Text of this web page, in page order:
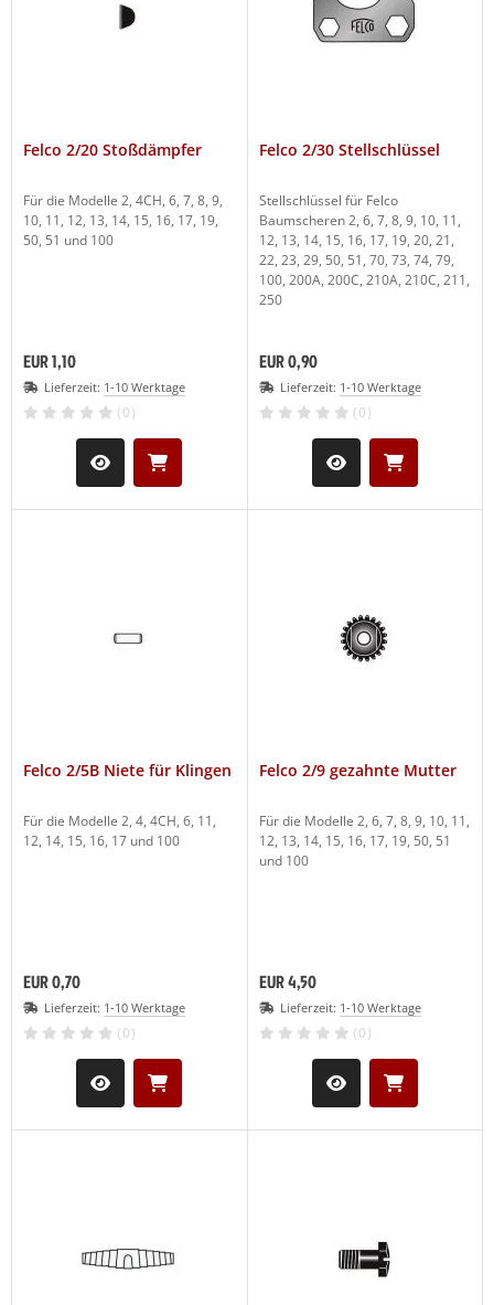
Felco 2/20 Stoßdämpfer
Für die Modelle 2, 4CH, 6, 7, 8, 9,
10, 11, 12, 13, 14, 15, 16, 17, 19,
50, 51 und 100
EUR 1,10
Lieferzeit: 1-10 Werktage
(0)
Felco 2/30 Stellschlüssel
Stellschlüssel für Felco
Baumscheren 2, 6, 7, 8, 9, 10, 11,
12, 13, 14, 15, 16, 17, 19, 20, 21,
22, 23, 29, 50, 51, 70, 73, 74, 79,
100, 200A, 200C, 210A, 210C, 211,
250
EUR 0,90
Lieferzeit: 1-10 Werktage
(0)
Felco 2/5B Niete für Klingen
Für die Modelle 2, 4, 4CH, 6, 11,
12, 14, 15, 16, 17 und 100
EUR 0,70
Lieferzeit: 1-10 Werktage
(0)
Felco 2/9 gezahnte Mutter
Für die Modelle 2, 6, 7, 8, 9, 10, 11,
12, 13, 14, 15, 16, 17, 19, 50, 51
und 100
EUR 4,50
Lieferzeit: 1-10 Werktage
(0)